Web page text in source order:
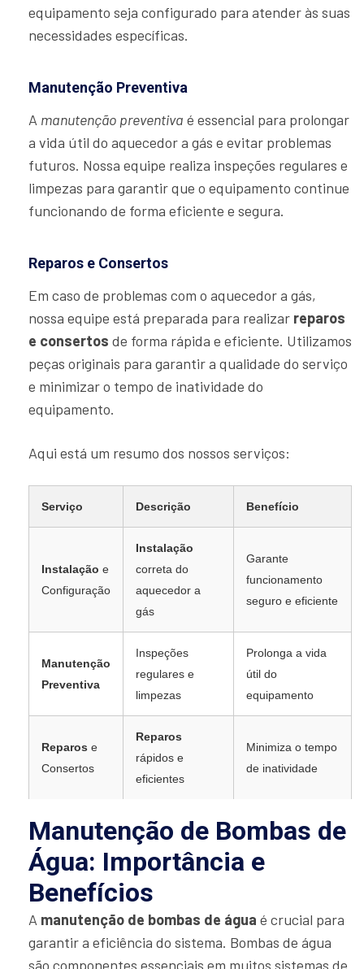
equipamento seja configurado para atender às suas
necessidades específicas.
Manutenção Preventiva
A manutenção preventiva é essencial para prolongar
a vida útil do aquecedor a gás e evitar problemas
futuros. Nossa equipe realiza inspeções regulares e
limpezas para garantir que o equipamento continue
funcionando de forma eficiente e segura.
Reparos e Consertos
Em caso de problemas com o aquecedor a gás,
nossa equipe está preparada para realizar reparos
e consertos de forma rápida e eficiente. Utilizamos
peças originais para garantir a qualidade do serviço
e minimizar o tempo de inatividade do
equipamento.
Aqui está um resumo dos nossos serviços:
Serviço Descrição Benefício
Instalação e
Configuração
Instalação
correta do
aquecedor a
gás
Garante
funcionamento
seguro e eficiente
Manutenção
Preventiva
Inspeções
regulares e
limpezas
Prolonga a vida
útil do
equipamento
Reparos e
Consertos
Reparos
rápidos e
eficientes
Minimiza o tempo
de inatividade
Manutenção de Bombas de
Água: Importância e
Benefícios
A manutenção de bombas de água é crucial para
garantir a eficiência do sistema. Bombas de água
são componentes essenciais em muitos sistemas de